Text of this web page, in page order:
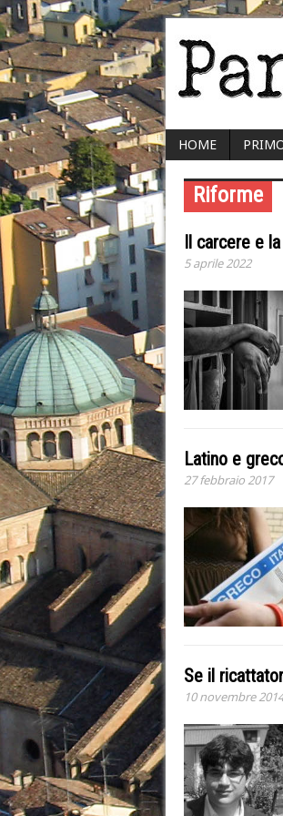
HOME
Riforme
Il carcere e
5 aprile 2022
Latino e
27 febbraio 2017
Se il
10 novembre 2014